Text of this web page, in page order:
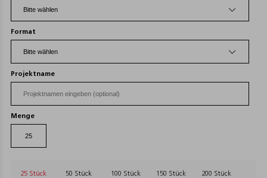
Format
Projektname
Menge
25 Stück 50 Stück 100 Stück 150 Stück 200 Stück